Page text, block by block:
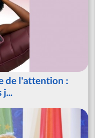
de l'attention :
j...